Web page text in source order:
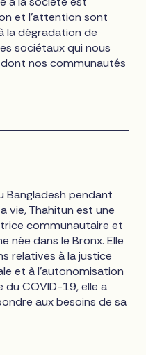
et l'attention sont
la dégradation de
sociétaux qui nous
nos communautés
Bangladesh pendant
vie, Thahitun est une
communautaire et
née dans le Bronx. Elle
relatives à la justice
et à l'autonomisation
du COVID-19, elle a
aux besoins de sa